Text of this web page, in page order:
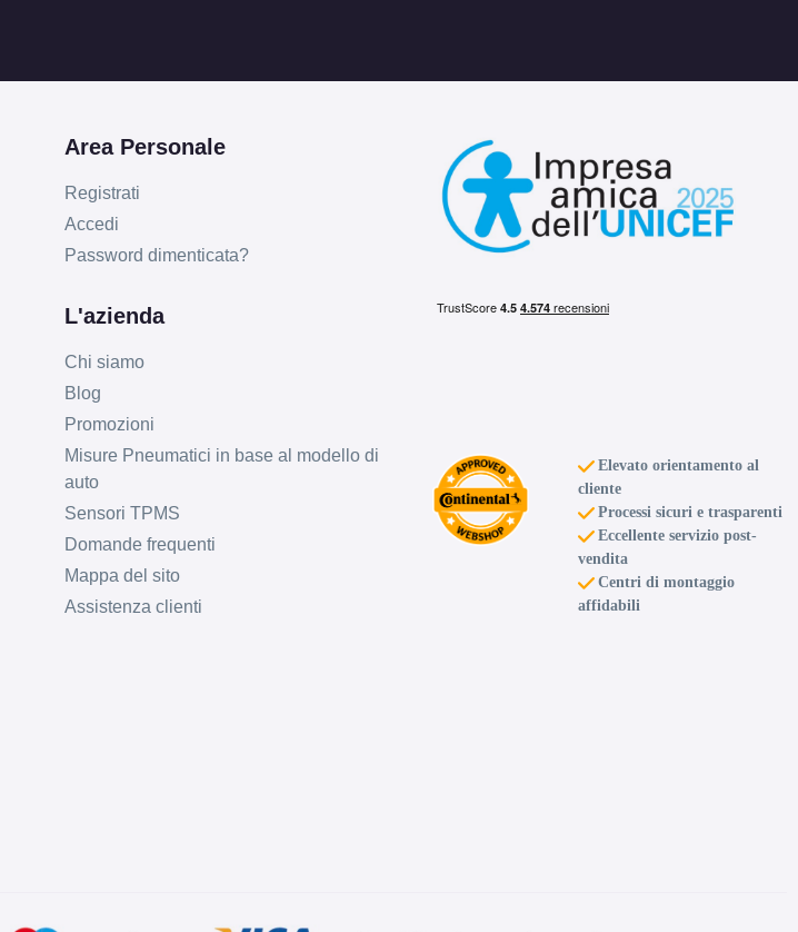
Area Personale
Registrati
Accedi
Password dimenticata?
L'azienda
Chi siamo
Blog
Promozioni
Misure Pneumatici in base al modello di
auto
Sensori TPMS
Domande frequenti
Mappa del sito
Assistenza clienti
Elevato orientamento al
cliente
Processi sicuri e trasparenti
Eccellente servizio post-
vendita
Centri di montaggio
affidabili